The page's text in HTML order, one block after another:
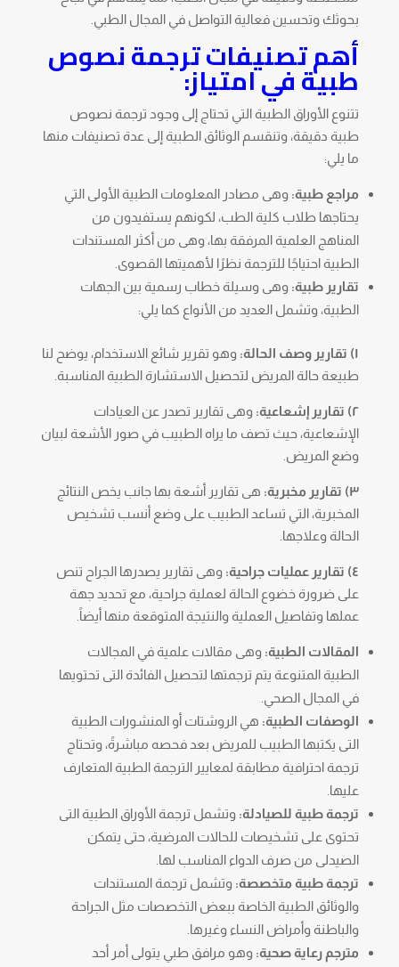
بحوثك وتحسين فعالية التواصل في المجال الطبي.
أهم تصنيفات ترجمة نصوص
طبية في امتياز:
تتنوع الأوراق الطبية التي تحتاج إلى وجود ترجمة نصوص
طبية دقيقة، وتنقسم الوثائق الطبية إلى عدة تصنيفات منها
ما يلي:
مراجع طبية: وهى مصادر المعلومات الطبية الأولى التي
يحتاجها طلاب كلية الطب، لكونهم يستفيدون من
المناهج العلمية المرفقة بها، وهى من أكثر المستندات
الطبية احتياجًا للترجمة نظرًا لأهميتها القصوى.
تقارير طبية: وهى وسيلة خطاب رسمية بين الجهات
الطبية، وتشمل العديد من الأنواع كما يلي:
١) تقارير وصف الحالة:
وهو تقرير شائع الاستخدام، يوضح لنا
طبيعة حالة المريض لتحصيل الاستشارة الطبية المناسبة.
٢) تقارير إشعاعية:
وهى تقارير تصدر عن العيادات
الإشعاعية، حيث تصف ما يراه الطبيب في صور الأشعة لبيان
وضع المريض.
٣) تقارير مخبرية:
هى تقارير أشعة بها جانب يخص النتائج
المخبرية، التي تساعد الطبيب على وضع أنسب تشخيص
الحالة وعلاجها.
٤) تقارير عمليات جراحية:
وهى تقارير يصدرها الجراح تنص
على ضرورة خضوع الحالة لعملية جراحية، مع تحديد جهة
عملها وتفاصيل العملية والنتيجة المتوقعة منها أيضاً.
المقالات الطبية: وهى مقالات علمية في المجالات
الطبية المتنوعة يتم ترجمتها لتحصيل الفائدة التى تحتويها
في المجال الصحي.
الوصفات الطبية: هي الروشتات أو المنشورات الطبية
التى يكتبها الطبيب للمريض بعد فحصه مباشرةً، وتحتاج
ترجمة احترافية مطابقة لمعايير الترجمة الطبية المتعارف
عليها.
ترجمة طبية للصيادلة: وتشمل ترجمة الأوراق الطبية التى
تحتوى على تشخيصات للحالات المرضية، حتى يتمكن
الصيدلى من صرف الدواء المناسب لها.
ترجمة طبية متخصصة: وتشمل ترجمة المستندات
والوثائق الطبية الخاصة ببعض التخصصات مثل الجراحة
والباطنة وأمراض النساء وغيرها.
مترجم رعاية صحية: وهو مرافق طبي يتولى أمر أحد